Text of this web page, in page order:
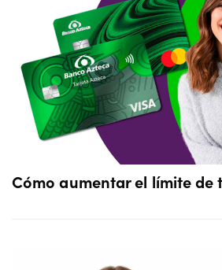
Cómo aumentar el límite de